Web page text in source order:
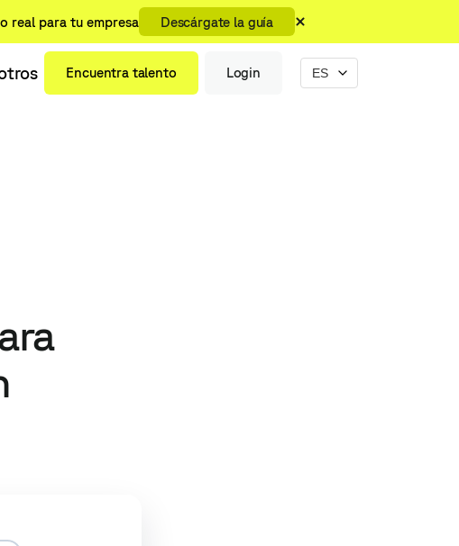
real para tu empresa Descárgate la guía
Encuentra talento Login